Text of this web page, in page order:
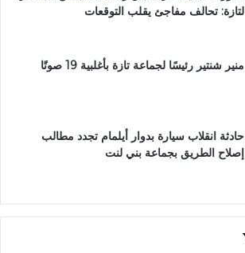
لتازة: تحالف مفاجئ يقلب التوقعات
منير شنتير رئيسًا لجماعة تازة بأغلبية 19 صوتًا
حادثة انقلاب سيارة بدوار أيلمام تجدد مطالب
إصلاح الطريق بجماعة بني لنت